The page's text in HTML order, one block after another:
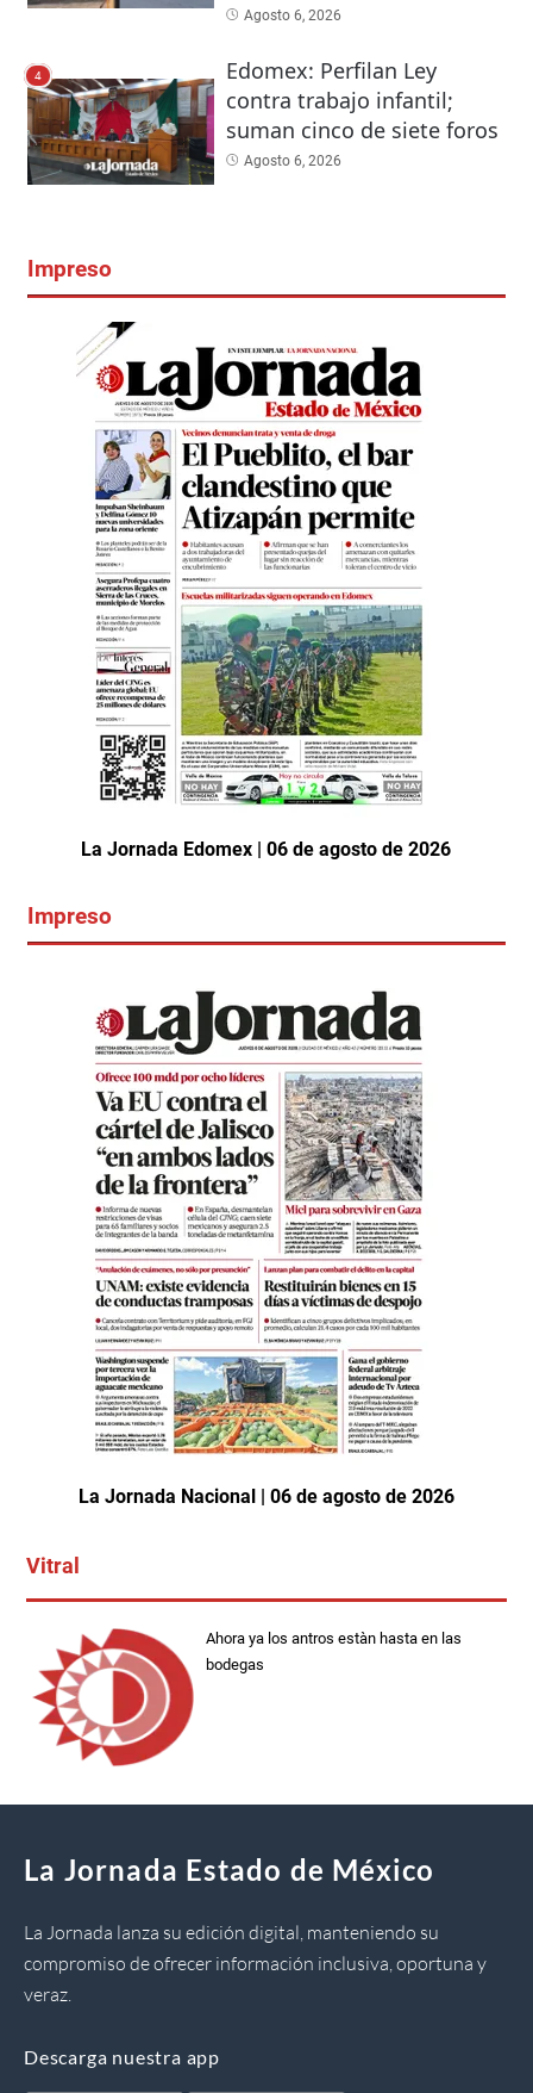
Agosto 6, 2026
4
Edomex: Perfilan Ley
contra trabajo infantil;
suman cinco de siete foros
Agosto 6, 2026
Impreso
La Jornada Edomex | 06 de agosto de 2026
Impreso
La Jornada Nacional | 06 de agosto de 2026
Vitral
Ahora ya los antros estàn hasta en las
bodegas
La Jornada Estado de México
La Jornada lanza su edición digital, manteniendo su
compromiso de ofrecer información inclusiva, oportuna y
veraz.
Descarga nuestra app